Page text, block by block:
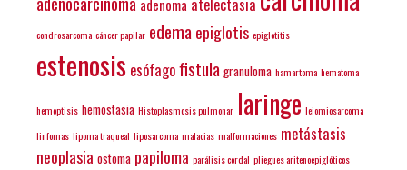
adenoma
condrosarcoma cáncer papilar edema epiglotis epiglotitis
estenosis esófagofistula granuloma hamartoma hematoma
hemoptisis hemostasia Histoplasmosis pulmonar laringe leiomiosarcoma
linfomas lipoma traqueal liposarcoma malacias malformaciones metástasis
neoplasia ostoma papiloma parálisis cordal pliegues aritenoepiglóticos